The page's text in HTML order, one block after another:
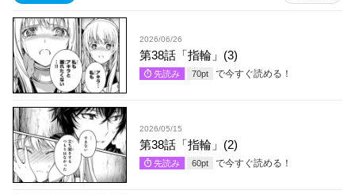
2026/06/26
第38話「指輪」(3)
先読み 70pt で今すぐ読める！
2026/05/15
第38話「指輪」(2)
先読み 60pt で今すぐ読める！